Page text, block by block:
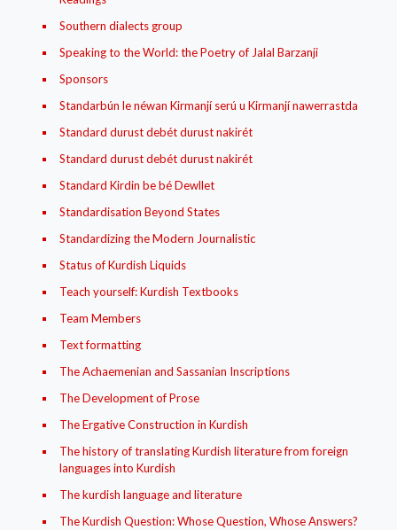
Southern dialects group
Speaking to the World: the Poetry of Jalal Barzanji
Sponsors
Standarbún le néwan Kirmanjí‌ serú u Kirmanjí‌ nawerrastda
Standard durust debét durust nakirét
Standard durust debét durust nakirét
Standard Kirdin be bé Dewllet
Standardisation Beyond States
Standardizing the Modern Journalistic
Status of Kurdish Liquids
Teach yourself: Kurdish Textbooks
Team Members
Text formatting
The Achaemenian and Sassanian Inscriptions
The Development of Prose
The Ergative Construction in Kurdish
The history of translating Kurdish literature from foreign
languages into Kurdish
The kurdish language and literature
The Kurdish Question: Whose Question, Whose Answers?